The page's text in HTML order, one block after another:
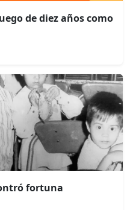
de diez años como
fortuna